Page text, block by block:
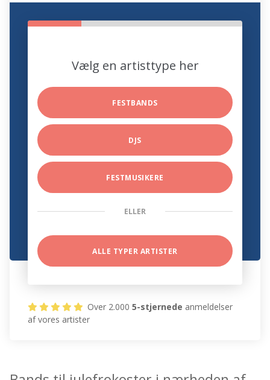
Vælg en artisttype her
FESTBANDS
DJS
FESTMUSIKERE
ELLER
ALLE TYPER ARTISTER
Over 2.0005-stjernede anmeldelser
af vores artister